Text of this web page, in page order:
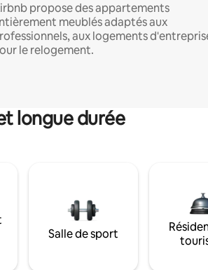
propose des appartements
meublés adaptés aux
aux logements
le relogement.
longue durée
Salle de sport